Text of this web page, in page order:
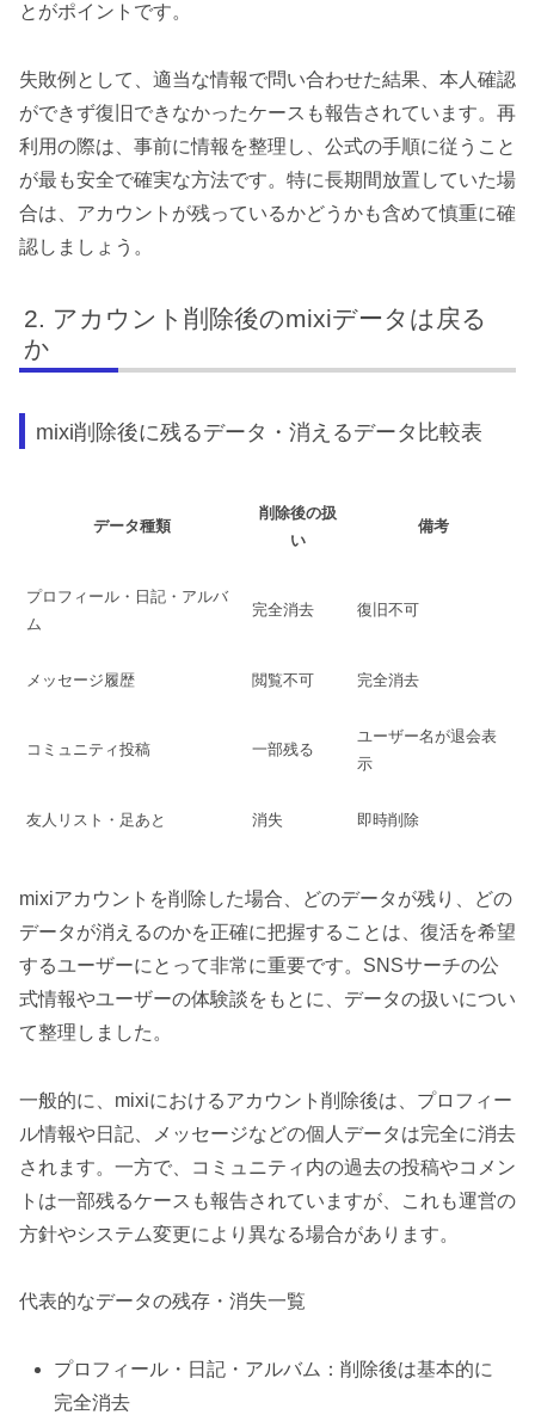
とがポイントです。
失敗例として、適当な情報で問い合わせた結果、本人確認
ができず復旧できなかったケースも報告されています。再
利用の際は、事前に情報を整理し、公式の手順に従うこと
が最も安全で確実な方法です。特に長期間放置していた場
合は、アカウントが残っているかどうかも含めて慎重に確
認しましょう。
アカウント削除後のmixiデータは戻る
か
mixi削除後に残るデータ・消えるデータ比較表
データ種類
削除後の扱
い
備考
プロフィール・日記・アルバ
ム
完全消去 復旧不可
メッセージ履歴 閲覧不可 完全消去
コミュニティ投稿 一部残る
ユーザー名が退会表
示
友人リスト・足あと 消失 即時削除
mixiアカウントを削除した場合、どのデータが残り、どの
データが消えるのかを正確に把握することは、復活を希望
するユーザーにとって非常に重要です。SNSサーチの公
式情報やユーザーの体験談をもとに、データの扱いについ
て整理しました。
一般的に、mixiにおけるアカウント削除後は、プロフィー
ル情報や日記、メッセージなどの個人データは完全に消去
されます。一方で、コミュニティ内の過去の投稿やコメン
トは一部残るケースも報告されていますが、これも運営の
方針やシステム変更により異なる場合があります。
代表的なデータの残存・消失一覧
プロフィール・日記・アルバム：削除後は基本的に
完全消去